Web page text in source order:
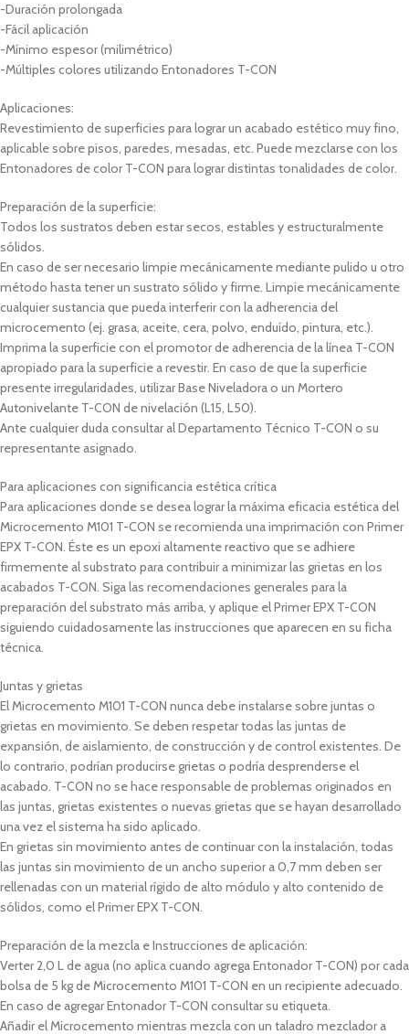
-Duración prolongada
-Fácil aplicación
-Mínimo espesor (milimétrico)
-Múltiples colores utilizando Entonadores T-CON
Aplicaciones:
Revestimiento de superficies para lograr un acabado estético muy fino,
aplicable sobre pisos, paredes, mesadas, etc. Puede mezclarse con los
Entonadores de color T-CON para lograr distintas tonalidades de color.
Preparación de la superficie:
Todos los sustratos deben estar secos, estables y estructuralmente
sólidos.
En caso de ser necesario limpie mecánicamente mediante pulido u otro
método hasta tener un sustrato sólido y firme. Limpie mecánicamente
cualquier sustancia que pueda interferir con la adherencia del
microcemento (ej. grasa, aceite, cera, polvo, enduído, pintura, etc.).
Imprima la superficie con el promotor de adherencia de la línea T-CON
apropiado para la superficie a revestir. En caso de que la superficie
presente irregularidades, utilizar Base Niveladora o un Mortero
Autonivelante T-CON de nivelación (L15, L50).
Ante cualquier duda consultar al Departamento Técnico T-CON o su
representante asignado.
Para aplicaciones con significancia estética crítica
Para aplicaciones donde se desea lograr la máxima eficacia estética del
Microcemento M101 T-CON se recomienda una imprimación con Primer
EPX T-CON. Éste es un epoxi altamente reactivo que se adhiere
firmemente al substrato para contribuir a minimizar las grietas en los
acabados T-CON. Siga las recomendaciones generales para la
preparación del substrato más arriba, y aplique el Primer EPX T-CON
siguiendo cuidadosamente las instrucciones que aparecen en su ficha
técnica.
Juntas y grietas
El Microcemento M101 T-CON nunca debe instalarse sobre juntas o
grietas en movimiento. Se deben respetar todas las juntas de
expansión, de aislamiento, de construcción y de control existentes. De
lo contrario, podrían producirse grietas o podría desprenderse el
acabado. T-CON no se hace responsable de problemas originados en
las juntas, grietas existentes o nuevas grietas que se hayan desarrollado
una vez el sistema ha sido aplicado.
En grietas sin movimiento antes de continuar con la instalación, todas
las juntas sin movimiento de un ancho superior a 0,7 mm deben ser
rellenadas con un material rígido de alto módulo y alto contenido de
sólidos, como el Primer EPX T-CON.
Preparación de la mezcla e Instrucciones de aplicación:
Verter 2,0 L de agua (no aplica cuando agrega Entonador T-CON) por cada
bolsa de 5 kg de Microcemento M101 T-CON en un recipiente adecuado.
En caso de agregar Entonador T-CON consultar su etiqueta.
Añadir el Microcemento mientras mezcla con un taladro mezclador a